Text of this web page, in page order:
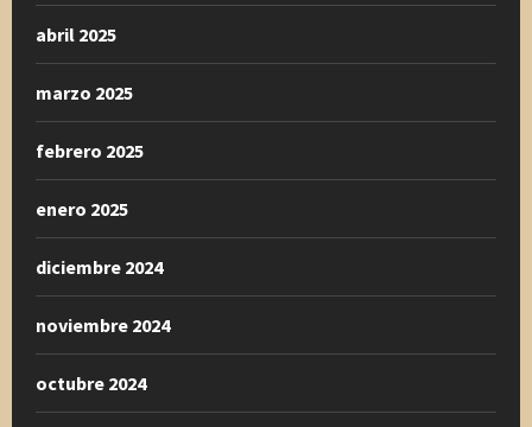
abril 2025
marzo 2025
febrero 2025
enero 2025
diciembre 2024
noviembre 2024
octubre 2024